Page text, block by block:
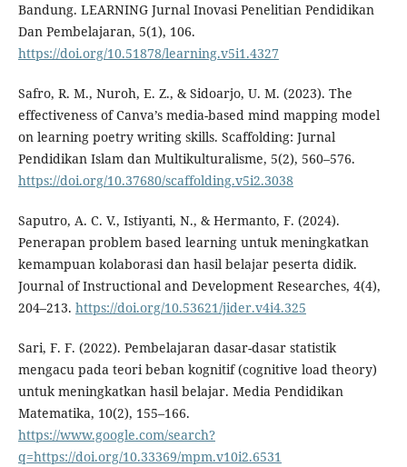
Bandung. LEARNING Jurnal Inovasi Penelitian Pendidikan
Dan Pembelajaran, 5(1), 106.
https://doi.org/10.51878/learning.v5i1.4327
Safro, R. M., Nuroh, E. Z., & Sidoarjo, U. M. (2023). The
effectiveness of Canva’s media-based mind mapping model
on learning poetry writing skills. Scaffolding: Jurnal
Pendidikan Islam dan Multikulturalisme, 5(2), 560–576.
https://doi.org/10.37680/scaffolding.v5i2.3038
Saputro, A. C. V., Istiyanti, N., & Hermanto, F. (2024).
Penerapan problem based learning untuk meningkatkan
kemampuan kolaborasi dan hasil belajar peserta didik.
Journal of Instructional and Development Researches, 4(4),
204–213. https://doi.org/10.53621/jider.v4i4.325
Sari, F. F. (2022). Pembelajaran dasar-dasar statistik
mengacu pada teori beban kognitif (cognitive load theory)
untuk meningkatkan hasil belajar. Media Pendidikan
Matematika, 10(2), 155–166.
https://www.google.com/search?
q=https://doi.org/10.33369/mpm.v10i2.6531